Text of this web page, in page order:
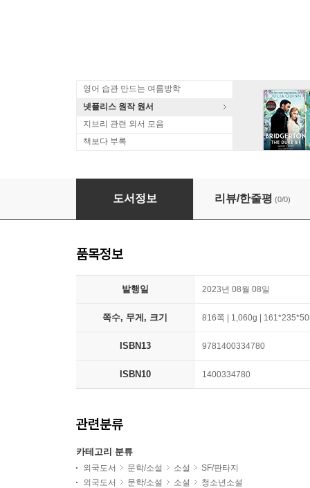
영어 습관 만드는 여름방학
넷플리스 원작 원서
지브리 관련 외서 모음
책보다 부록
Las Cronicas de Narnia
도서정보 리뷰/한줄평 (0/0)
품목정보
발행일 2023년 08월 08일
쪽수, 무게, 크기 816쪽 | 1,060g |
ISBN13 9781400334780
ISBN10 1400334780
관련분류
카테고리 분류
외국도서 문학/소설 소설
SF/판타지
외국도서
문학/소설 소설
청소년소설